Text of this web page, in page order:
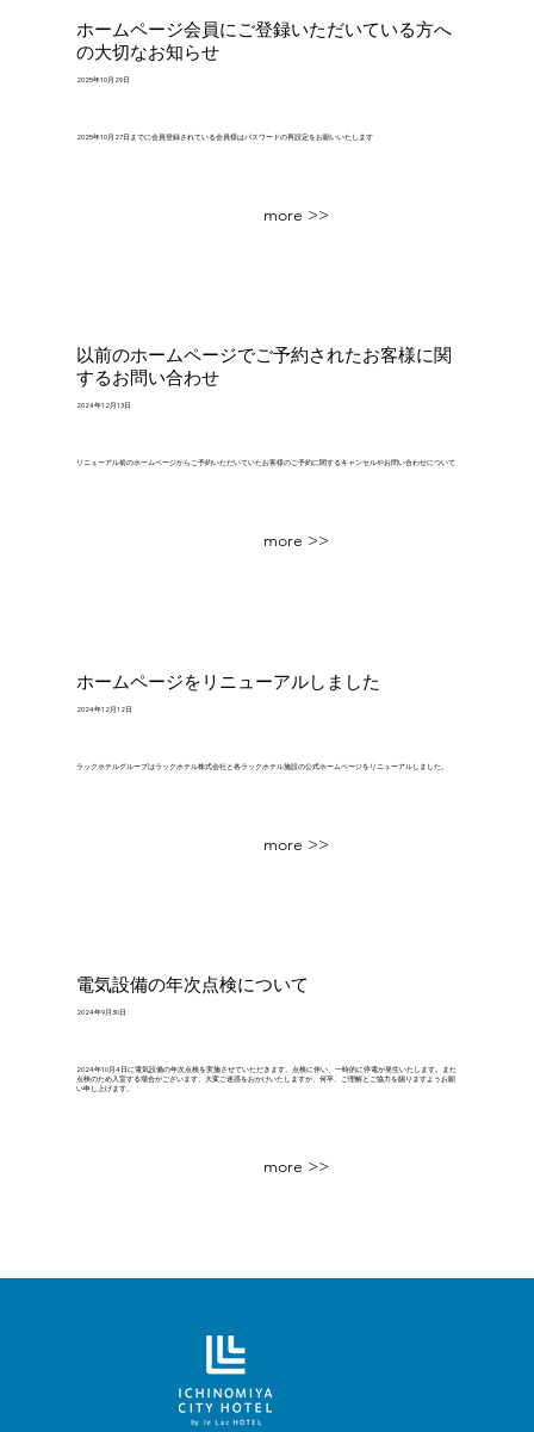
ホームページ会員にご登録いただいている方へ
の大切なお知らせ
2025年10月29日
2025年10月27日までに会員登録されている会員様はパスワードの再設定をお願いいたします
more >>
以前のホームページでご予約されたお客様に関
するお問い合わせ
2024年12月13日
リニューアル前のホームページからご予約いただいていたお客様のご予約に関するキャンセルやお問い合わせについて
more >>
ホームページをリニューアルしました
2024年12月12日
ラックホテルグループはラックホテル株式会社と各ラックホテル施設の公式ホームページをリニューアルしました。
more >>
電気設備の年次点検について
2024年9月30日
2024年10月4日に電気設備の年次点検を実施させていただきます。点検に伴い、一時的に停電が発生いたします。また
点検のため入室する場合がございます。大変ご迷惑をおかけいたしますが、何卒、ご理解とご協力を賜りますようお願
い申し上げます。
more >>